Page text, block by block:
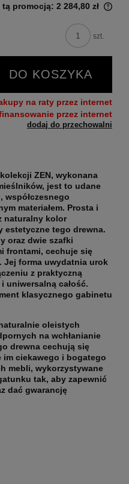
tą promocją: 2 284,80 zł
szt.
DO KOSZYKA
dodaj do przechowalni
ZEN, wykonana
jest to udane
współczesnego
materiałem. Prosta i
naturalny kolor
estetyczne tego drewna.
oraz dwie szafki
frontami, cechuje się
Jej forma uwydatnia urok
z praktyczną
uniwersalną całość.
klasycznego gabinetu
oleistych
na wchłanianie
drewna cechują się
ciekawego i bogatego
mebli, wykorzystywane
tak, aby zapewnić
dać gwarancję